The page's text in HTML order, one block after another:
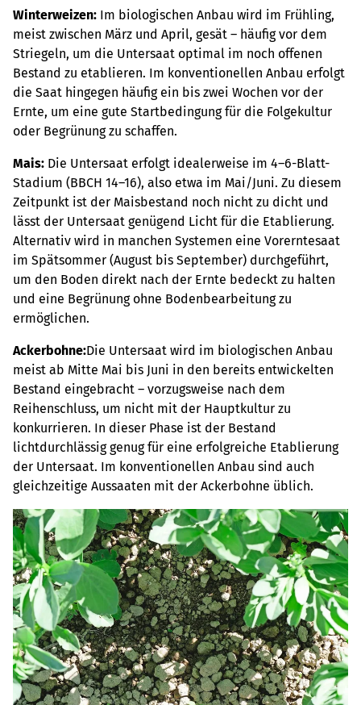
Winterweizen: Im biologischen Anbau wird im Frühling,
meist zwischen März und April, gesät – häufig vor dem
Striegeln, um die Untersaat optimal im noch offenen
Bestand zu etablieren. Im konventionellen Anbau erfolgt
die Saat hingegen häufig ein bis zwei Wochen vor der
Ernte, um eine gute Startbedingung für die Folgekultur
oder Begrünung zu schaffen.
Mais: Die Untersaat erfolgt idealerweise im 4–6-Blatt-
Stadium (BBCH 14–16), also etwa im Mai/Juni. Zu diesem
Zeitpunkt ist der Maisbestand noch nicht zu dicht und
lässt der Untersaat genügend Licht für die Etablierung.
Alternativ wird in manchen Systemen eine Vorerntesaat
im Spätsommer (August bis September) durchgeführt,
um den Boden direkt nach der Ernte bedeckt zu halten
und eine Begrünung ohne Bodenbearbeitung zu
ermöglichen.
Ackerbohne:Die Untersaat wird im biologischen Anbau
meist ab Mitte Mai bis Juni in den bereits entwickelten
Bestand eingebracht – vorzugsweise nach dem
Reihenschluss, um nicht mit der Hauptkultur zu
konkurrieren. In dieser Phase ist der Bestand
lichtdurchlässig genug für eine erfolgreiche Etablierung
der Untersaat. Im konventionellen Anbau sind auch
gleichzeitige Aussaaten mit der Ackerbohne üblich.